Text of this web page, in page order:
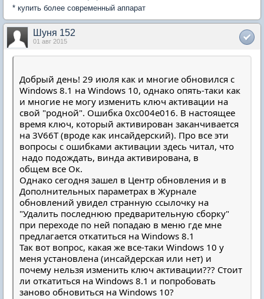
* купить более современный аппарат
Шуня 152
01 авг 2015
Добрый день! 29 июля как и многие обновился с
Windows 8.1 на Windows 10, однако опять-таки как
и многие не могу изменить ключ активации на
свой "родной". Ошибка 0хс004е016. В настоящее
время ключ, который активирован заканчивается
на 3V66T (вроде как инсайдерский). Про все эти
вопросы с ошибками активации здесь читал, что
надо подождать, винда активирована, в
общем все Ок.
Однако сегодня зашел в Центр обновления и в
Дополнительных параметрах в Журнале
обновлений увидел странную ссылочку на
"Удалить последнюю предварительную сборку"
при переходе по ней попадаю в меню где мне
предлагается откатиться на Windows 8.1
Так вот вопрос, какая же все-таки Windows 10 у
меня установлена (инсайдерская или нет) и
почему нельзя изменить ключ активации??? Стоит
ли откатиться на Windows 8.1 и попробовать
заново обновиться на Windows 10?